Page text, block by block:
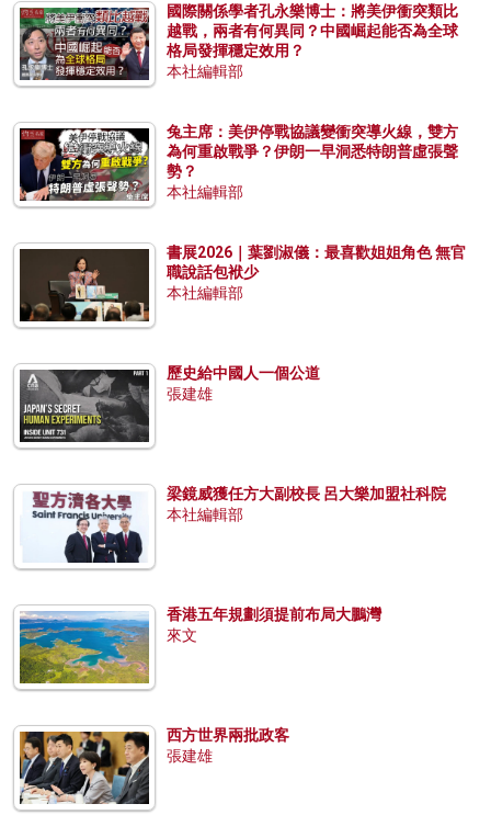
國際關係學者孔永樂博士：將美伊衝突類比
越戰，兩者有何異同？中國崛起能否為全球
格局發揮穩定效用？
本社編輯部
兔主席：美伊停戰協議變衝突導火線，雙方
為何重啟戰爭？伊朗一早洞悉特朗普虛張聲
勢？
本社編輯部
書展2026｜葉劉淑儀：最喜歡姐姐角色 無官
職說話包袱少
本社編輯部
歷史給中國人一個公道
張建雄
梁鏡威獲任方大副校長 呂大樂加盟社科院
本社編輯部
香港五年規劃須提前布局大鵬灣
來文
西方世界兩批政客
張建雄